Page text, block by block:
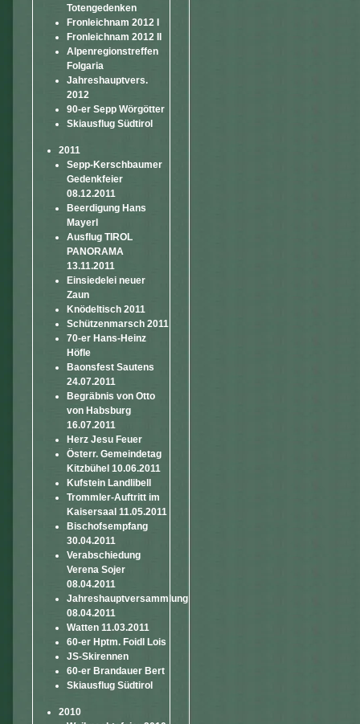
Totengedenken
Fronleichnam 2012 I
Fronleichnam 2012 II
Alpenregionstreffen
Folgaria
Jahreshauptvers.
2012
90-er Sepp Wörgötter
Skiausflug Südtirol
2011
Sepp-Kerschbaumer
Gedenkfeier
08.12.2011
Beerdigung Hans
Mayerl
Ausflug TIROL
PANORAMA
13.11.2011
Einsiedelei neuer
Zaun
Knödeltisch 2011
Schützenmarsch 2011
70-er Hans-Heinz
Höfle
Baonsfest Sautens
24.07.2011
Begräbnis von Otto
von Habsburg
16.07.2011
Herz Jesu Feuer
Österr. Gemeindetag
Kitzbühel 10.06.2011
Kufstein Landlibell
Trommler-Auftritt im
Kaisersaal 11.05.2011
Bischofsempfang
30.04.2011
Verabschiedung
Verena Sojer
08.04.2011
Jahreshauptversammlung
08.04.2011
Watten 11.03.2011
60-er Hptm. Foidl Lois
JS-Skirennen
60-er Brandauer Bert
Skiausflug Südtirol
2010